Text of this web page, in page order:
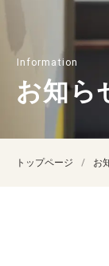
お知ら
トップページ お